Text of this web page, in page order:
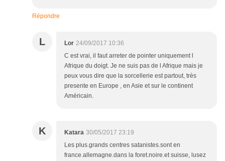
Répondre
L Lor 24/09/2017 10:36
C est vrai, il faut arreter de pointer uniquement l
Afrique du doigt. Je ne suis pas de l Afrique mais je
peux vous dire que la sorcellerie est partout, très
presente en Europe , en Asie et sur le continent
Américain.
K Katara 30/05/2017 23:19
Les plus.grands centres satanistes.sont en
france.allemagne.dans la foret.noire.et suisse, lusez